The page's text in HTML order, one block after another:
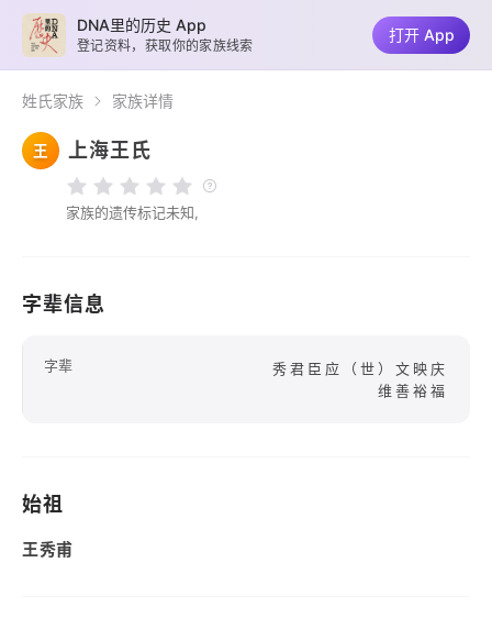
姓氏家族 家族详情
王 上海王氏
家族的遗传标记未知,
字辈信息
字辈
秀君臣应（世）文映庆
维善裕福
始祖
王秀甫
DNA里的历史 App
登记资料，获取你的家族线索
打开 App